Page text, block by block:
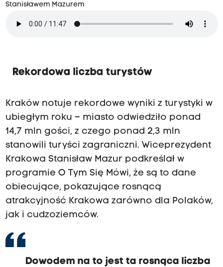
Stanisławem Mazurem
Rekordowa liczba turystów
Kraków notuje rekordowe wyniki z turystyki w
ubiegłym roku – miasto odwiedziło ponad
14,7 mln gości, z czego ponad 2,3 mln
stanowili turyści zagraniczni. Wiceprezydent
Krakowa Stanisław Mazur podkreślał w
programie O Tym Się Mówi, że są to dane
obiecujące, pokazujące rosnącą
atrakcyjność Krakowa zarówno dla Polaków,
jak i cudzoziemców.
Dowodem na to jest ta rosnąca liczba